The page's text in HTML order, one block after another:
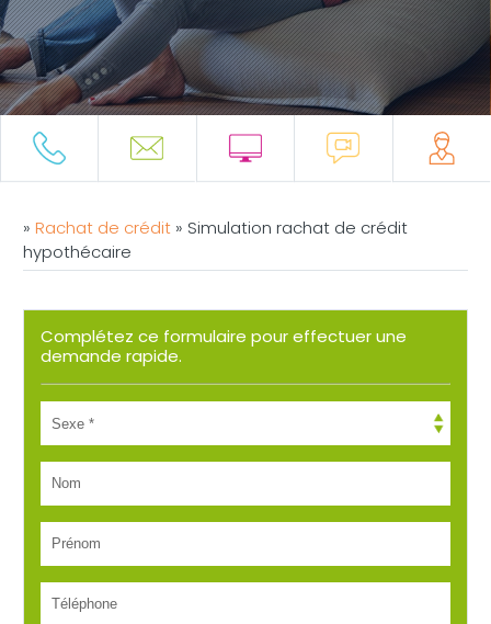
» Rachat de crédit» Simulation rachat de crédit
hypothécaire
Complétez ce formulaire pour effectuer une
demande rapide.